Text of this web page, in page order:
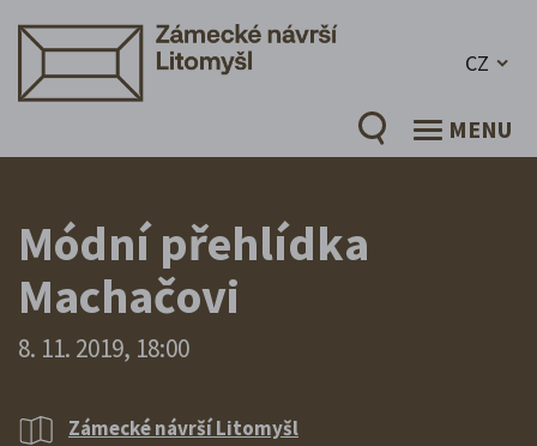
CZ
MENU
Módní přehlídka
Machačovi
8. 11. 2019, 18:00
Zámecké návrší Litomyšl